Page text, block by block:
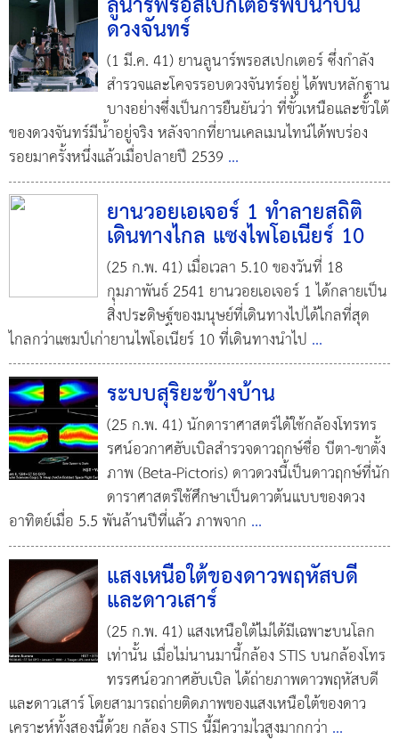
ดวงจันทร์
(1 มี.ค. 41) ยานลูนาร์พรอสเปกเตอร์ ซึ่งกำลัง
สำรวจและโคจรรอบดวงจันทร์อยู่ ได้พบหลักฐาน
บางอย่างซึ่งเป็นการยืนยันว่า ที่ขั้วเหนือและขั้วใต้
ของดวงจันทร์มีน้ำอยู่จริง หลังจากที่ยานเคลเมนไทน์ได้พบร่อง
รอยมาครั้งหนึ่งแล้วเมื่อปลายปี 2539 ...
ยานวอยเอเจอร์ 1 ทำลายสถิติ
เดินทางไกล แซงไพโอเนียร์ 10
(25 ก.พ. 41) เมื่อเวลา 5.10 ของวันที่ 18
กุมภาพันธ์ 2541 ยานวอยเอเจอร์ 1 ได้กลายเป็น
สิ่งประดิษฐ์ของมนุษย์ที่เดินทางไปได้ไกลที่สุด
ไกลกว่าแชมป์เก่ายานไพโอเนียร์ 10 ที่เดินทางนำไป ...
ระบบสุริยะข้างบ้าน
(25 ก.พ. 41) นักดาราศาสตร์ได้ใช้กล้องโทรทร
รศน์อวกาศฮับเบิลสำรวจดาวฤกษ์ชื่อ บีตา-ขาตั้ง
ภาพ (Beta-Pictoris) ดาวดวงนี้เป็นดาวฤกษ์ที่นัก
ดาราศาสตร์ใช้ศึกษาเป็นดาวต้นแบบของดวง
อาทิตย์เมื่อ 5.5 พันล้านปีที่แล้ว ภาพจาก ...
แสงเหนือใต้ของดาวพฤหัสบดี
และดาวเสาร์
(25 ก.พ. 41) แสงเหนือใต้ไม่ได้มีเฉพาะบนโลก
เท่านั้น เมื่อไม่นานมานี้กล้อง STIS บนกล้องโทร
ทรรศน์อวกาศฮับเบิล ได้ถ่ายภาพดาวพฤหัสบดี
และดาวเสาร์ โดยสามารถถ่ายติดภาพของแสงเหนือใต้ของดาว
เคราะห์ทั้งสองนี้ด้วย กล้อง STIS นี้มีความไวสูงมากกว่า ...